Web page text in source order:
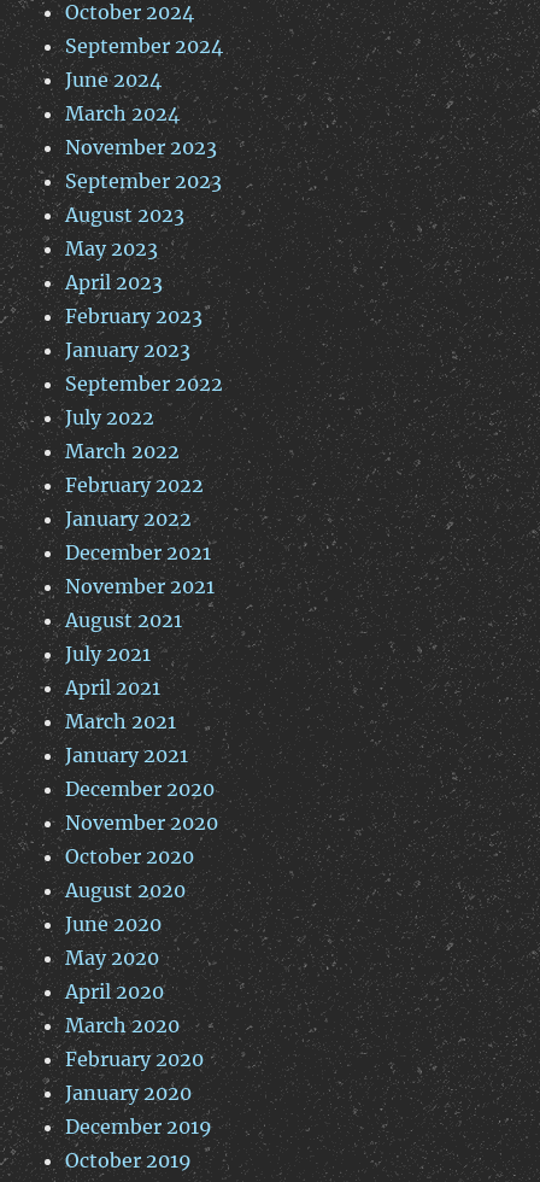
October 2024
September 2024
June 2024
March 2024
November 2023
September 2023
August 2023
May 2023
April 2023
February 2023
January 2023
September 2022
July 2022
March 2022
February 2022
January 2022
December 2021
November 2021
August 2021
July 2021
April 2021
March 2021
January 2021
December 2020
November 2020
October 2020
August 2020
June 2020
May 2020
April 2020
March 2020
February 2020
January 2020
December 2019
October 2019